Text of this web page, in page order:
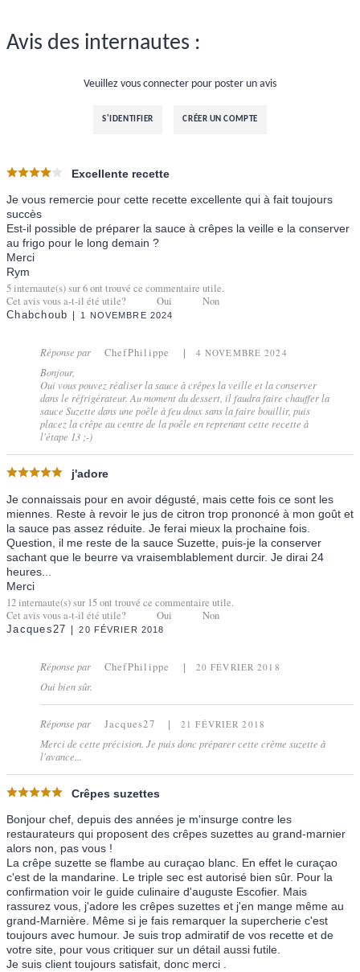
Avis des internautes :
Veuillez vous connecter pour poster un avis
S'IDENTIFIER CRÉER UN COMPTE
Excellente recette
Je vous remercie pour cette recette excellente qui à fait toujours
succès
Est-il possible de préparer la sauce à crêpes la veille e la conserver
au frigo pour le long demain ?
Merci
Rym
5internaute(s) sur6ont trouvé ce commentaire utile.
Cet avis vous a-t-il été utile?
Oui Non
Chabchoub 1 NOVEMBRE 2024
Réponse par ChefPhilippe 4 NOVEMBRE 2024
Bonjour,
Oui vous pouvez réaliser la sauce à crêpes la veille et la conserver
dans le réfrigérateur. Au moment du dessert, il faudra faire chauffer la
sauce Suzette dans une poêle à feu doux sans la faire bouillir, puis
placez la crêpe au centre de la poêle en reprenant cette recette à
l'étape 13 ;-)
j'adore
Je connaissais pour en avoir dégusté, mais cette fois ce sont les
miennes. Reste à revoir le jus de citron trop prononcé à mon goût et
la sauce pas assez réduite. Je ferai mieux la prochaine fois.
Question, il me reste de la sauce Suzette, puis-je la conserver
sachant que le beurre va vraisemblablement durcir. Je dirai 24
heures...
Merci
12internaute(s) sur 15ont trouvé ce commentaire utile.
Cet avis vous a-t-il été utile?
Oui Non
Jacques27 20 FÉVRIER 2018
Réponse par ChefPhilippe 20 FÉVRIER 2018
Oui bien sûr.
Réponse par Jacques27 21 FÉVRIER 2018
Merci de cette précision. Je puis donc préparer cette crème suzette à
l'avance...
Crêpes suzettes
Bonjour chef, depuis des années je m'insurge contre les
restaurateurs qui proposent des crêpes suzettes au grand-marnier
alors non, pas vous !
La crêpe suzette se flambe au curaçao blanc. En effet le curaçao
c'est de la mandarine. Le triple sec est autorisé bien sûr. Pour la
confirmation voir le guide culinaire d'auguste Escofier. Mais
rassurez vous, j'adore les crêpes suzettes et j'en mange même au
grand-Marnière. Même si je fais remarquer la supercherie c'est
toujours avec humour. Je suis trop admiratif de vos recette et de
votre site, pour vous critiquer sur un détail aussi futile.
Je suis client toujours satisfait, donc merci .